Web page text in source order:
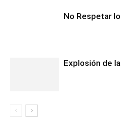
No Respetar
Explosión de